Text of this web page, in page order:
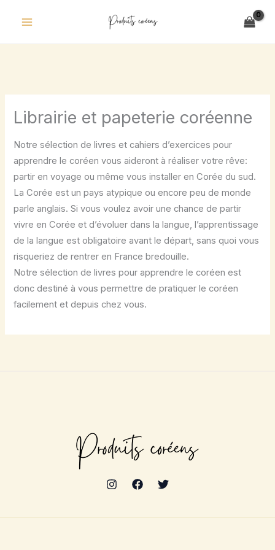
Librairie et papeterie coréenne
Notre sélection de livres et cahiers d’exercices pour
apprendre le coréen vous aideront à réaliser votre rêve:
partir en voyage ou même vous installer en Corée du sud.
La Corée est un pays atypique ou encore peu de monde
parle anglais. Si vous voulez avoir une chance de partir
vivre en Corée et d’évoluer dans la langue, l’apprentissage
de la langue est obligatoire avant le départ, sans quoi vous
risqueriez de rentrer en France bredouille.
Notre sélection de livres pour apprendre le coréen est
donc destiné à vous permettre de pratiquer le coréen
facilement et depuis chez vous.